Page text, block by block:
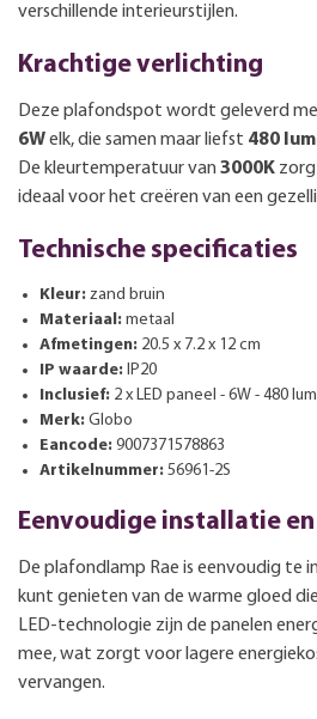
verschillende interieurstijlen.
Krachtige verlichting
Deze plafondspot wordt geleverd
6Welk, die samen maar liefst 480
De kleurtemperatuur van 3000K
ideaal voor het creëren van een
Technische specificaties
Kleur: zand bruin
Materiaal: metaal
Afmetingen: 20.5 x 7.2 x 12 cm
IP waarde: IP20
Inclusief: 2 x LED paneel - 6W - 480
Merk: Globo
Eancode: 9007371578863
Artikelnummer: 56961-2S
Eenvoudige installatie
De plafondlamp Rae is eenvoudig te
kunt genieten van de warme gloed
LED-technologie zijn de panelen
mee, wat zorgt voor lagere
vervangen.